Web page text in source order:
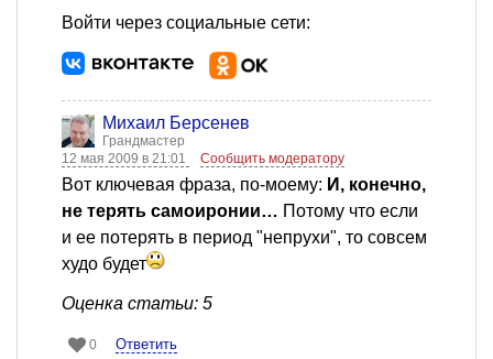
Войти через социальные сети:
Михаил Берсенев
Грандмастер
12 мая 2009 в 21:01
Сообщить модератору
Вот ключевая фраза, по-моему: И, конечно,
не терять самоиронии… Потому что если
и ее потерять в период "непрухи", то совсем
худо будет
Оценка статьи: 5
0 Ответить